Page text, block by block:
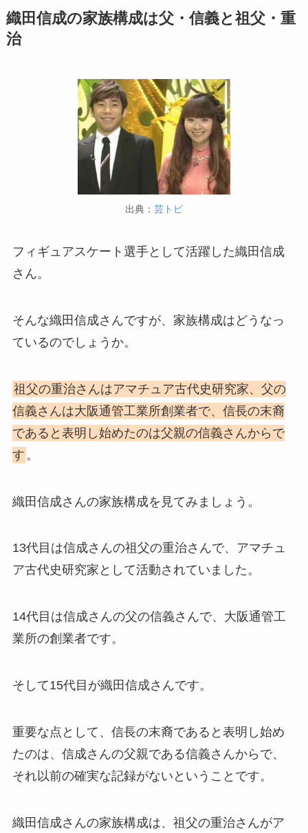
織田信成の家族構成は父・信義と祖父・重
治
出典： 芸トピ
フィギュアスケート選手として活躍した織田信成
さん。
そんな織田信成さんですが、家族構成はどうなっ
ているのでしょうか。
祖父の重治さんはアマチュア古代史研究家、父の
信義さんは大阪通管工業所創業者で、信長の末裔
であると表明し始めたのは父親の信義さんからで
す 。
織田信成さんの家族構成を見てみましょう。
13代目は信成さんの祖父の重治さんで、アマチュ
ア古代史研究家として活動されていました。
14代目は信成さんの父の信義さんで、大阪通管工
業所の創業者です。
そして15代目が織田信成さんです。
重要な点として、信長の末裔であると表明し始め
たのは、信成さんの父親である信義さんからで、
それ以前の確実な記録がないということです。
織田信成さんの家族構成は、祖父の重治さんがア